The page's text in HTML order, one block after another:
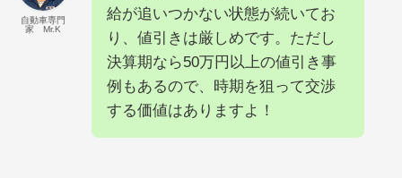
自動車専門
家 Mr.K
給が追いつかない状態が続いてお
り、値引きは厳しめです。ただし
決算期なら50万円以上の値引き事
例もあるので、時期を狙って交渉
する価値はありますよ！